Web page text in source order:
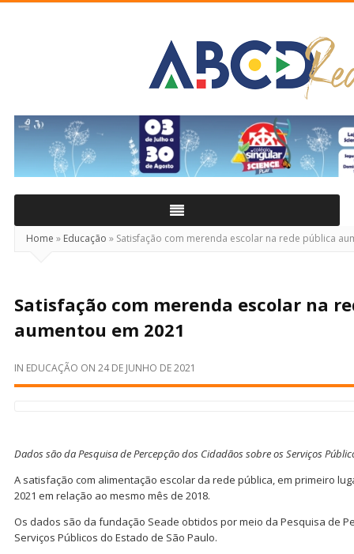
Real
Home » Educação » Satisfação com merenda escolar na rede pública
Satisfação com merenda escolar na
aumentou em 2021
IN EDUCAÇÃO ON 24 DE JUNHO DE 2021
Dados são da Pesquisa de Percepção dos Cidadãos sobre os Serviços
A satisfação com alimentação escolar da rede pública, em primeiro
2021 em relação ao mesmo mês de 2018.
Os dados são da fundação Seade obtidos por meio da Pesquisa de
Serviços Públicos do Estado de São Paulo.